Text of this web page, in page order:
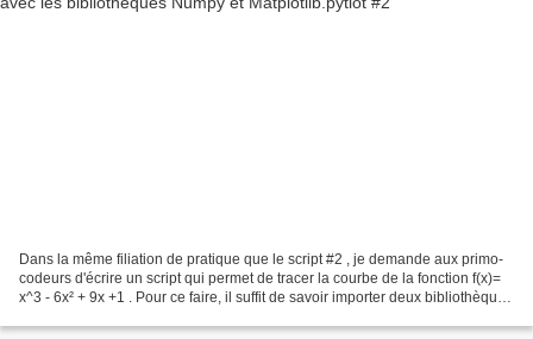
Dans la même filiation de pratique que le script #2 , je demande aux primo-
codeurs d'écrire un script qui permet de tracer la courbe de la fonction f(x)=
x^3 - 6x² + 9x +1 . Pour ce faire, il suffit de savoir importer deux bibliothèques